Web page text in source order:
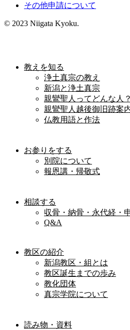
その他申請について
© 2023 Niigata Kyoku.
教えを知る
浄土真宗の教え
新潟と浄土真宗
親鸞聖人ってどんな人？
親鸞聖人越後御旧跡案
仏教用語と作法
お参りをする
別院について
報恩講・帰敬式
相談する
収骨・納骨・永代経・
Q&A
教区の紹介
新潟教区・組とは
教区誕生までの歩み
教化団体
真宗学院について
読み物・資料